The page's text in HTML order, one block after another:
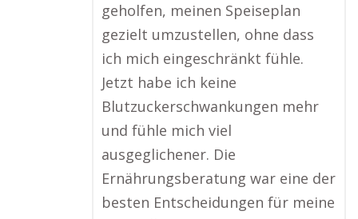
geholfen, meinen Speiseplan
gezielt umzustellen, ohne dass
ich mich eingeschränkt fühle.
Jetzt habe ich keine
Blutzuckerschwankungen mehr
und fühle mich viel
ausgeglichener. Die
Ernährungsberatung war eine der
besten Entscheidungen für meine